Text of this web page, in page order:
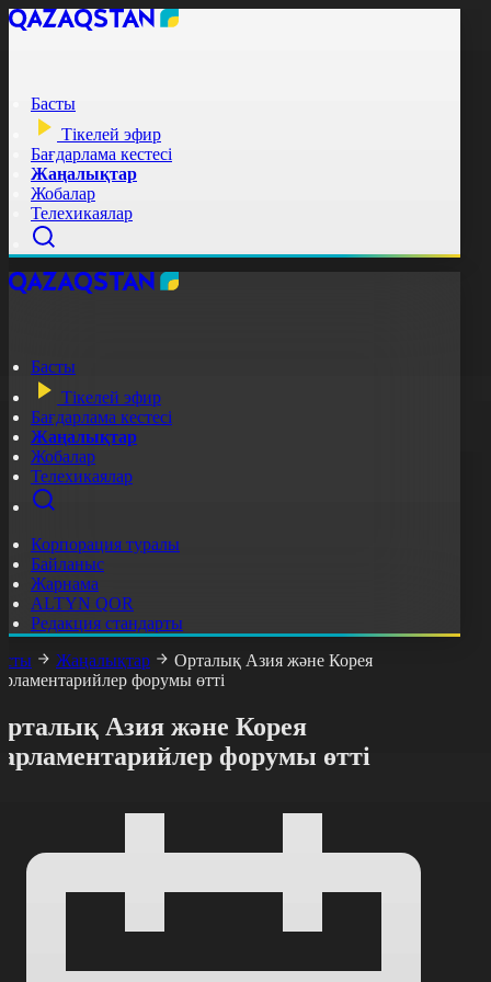
Басты
Тікелей эфир
Бағдарлама кестесі
Жаңалықтар
Жобалар
Телехикаялар
Басты
Тікелей эфир
Бағдарлама кестесі
Жаңалықтар
Жобалар
Телехикаялар
Корпорация туралы
Байланыс
Жарнама
ALTYN QOR
Редакция стандарты
Жаңалықтар
Орталық Азия және Корея
форумы өтті
Азия және Корея
форумы өтті